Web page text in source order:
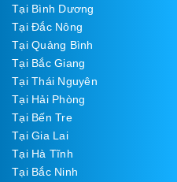
Tại Bình Dương
Tại Đắc Nông
Tại Quảng Bình
Tại Bắc Giang
Tại Thái Nguyên
Tại Hải Phòng
Tại Bến Tre
Tại Gia Lai
Tại Hà Tĩnh
Tại Bắc Ninh